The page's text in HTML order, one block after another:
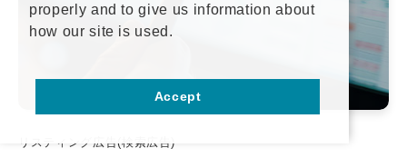
リスティング広告(検索広告)
properly and to give us information about
how our site is used.
Accept